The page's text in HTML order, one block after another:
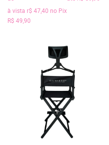
à vista r$ 47,40 no Pix
R$ 49,90